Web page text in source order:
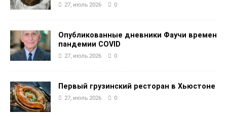
27, июль 2026 0
Опубликованные дневники Фаучи времен
пандемии COVID
27, июль 2026 0
Первый грузинский ресторан в Хьюстоне
27, июль 2026 0